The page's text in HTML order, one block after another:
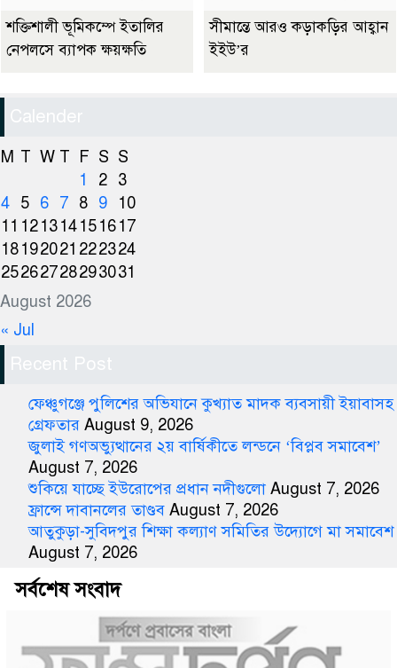
শক্তিশালী ভূমিকম্পে ইতালির
নেপলসে ব্যাপক ক্ষয়ক্ষতি
সীমান্তে আরও কড়াকড়ির আহ্বান
ইইউ’র
Calender
August 2026
M T W T F S S
1
2 3
4 5 6 7 8 9
10
11 121314151617
18192021 222324
25262728293031
« Jul
Recent Post
ফেঞ্চুগঞ্জে পুলিশের অভিযানে কুখ্যাত মাদক ব্যবসায়ী ইয়াবাসহ
গ্রেফতার August 9, 2026
জুলাই গণঅভ্যুত্থানের ২য় বার্ষিকীতে লন্ডনে ‘বিপ্লব সমাবেশ’
August 7, 2026
শুকিয়ে যাচ্ছে ইউরোপের প্রধান নদীগুলো August 7, 2026
ফ্রান্সে দাবানলের তাণ্ডব August 7, 2026
আতুকুড়া-সুবিদপুর শিক্ষা কল্যাণ সমিতির উদ্যোগে মা সমাবেশ
August 7, 2026
সর্বশেষ সংবাদ